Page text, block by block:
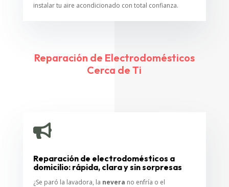
instalar tu aire acondicionado con total confianza.
Reparación de Electrodomésticos
Cerca de Ti

Reparación de electrodomésticos a
domicilio: rápida, clara y sin sorpresas
¿Se paró la lavadora, la nevera no enfría o el